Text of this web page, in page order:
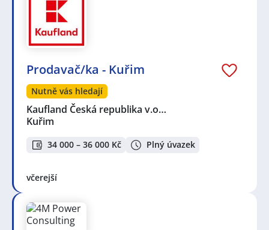
Prodavač/ka - Kuřim
Nutně vás hledají
Kaufland Česká republika v.o…
Kuřim
34 000 – 36 000 Kč Plný úvazek
včerejší